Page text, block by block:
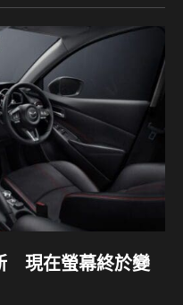
值最高 8 萬元。為了讓更
廣島的日式職人工藝，台
車優惠，除了 MAZDA3
現在螢幕終於變